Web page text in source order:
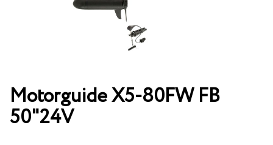
Motorguide X5-80FW FB
50"24V